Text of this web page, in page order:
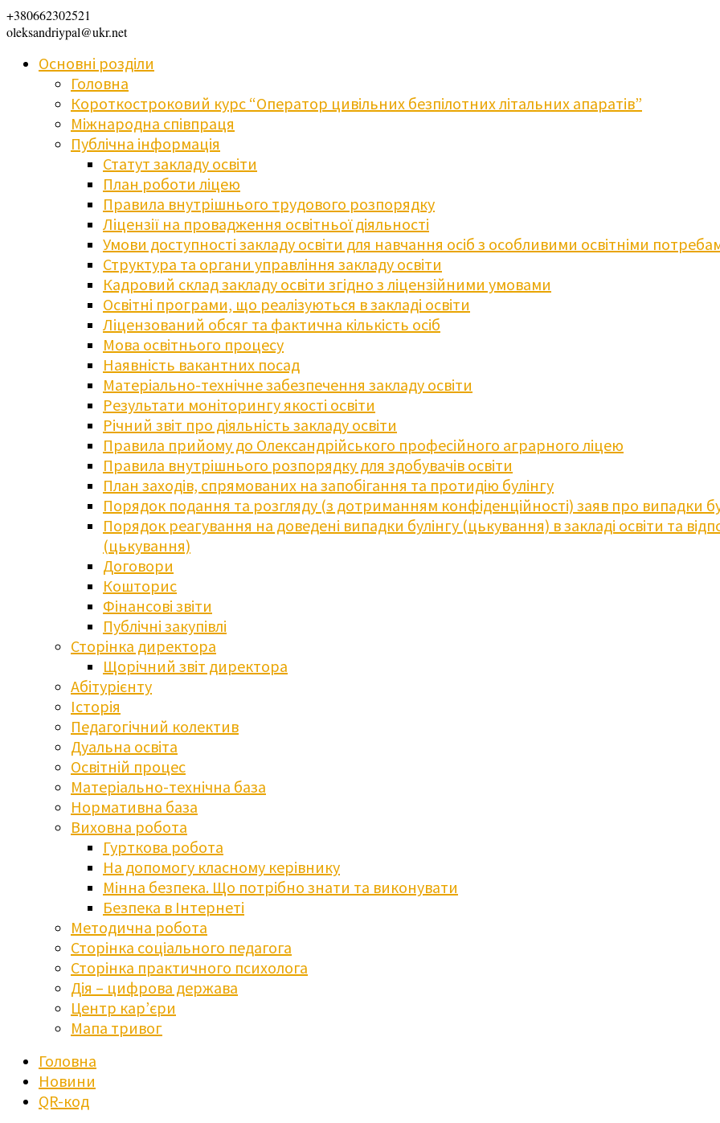
+380662302521
oleksandriypal@ukr.net
Основні розділи
Головна
Короткостроковий курс “Оператор цивільних безпілотних літальних апаратів”
Міжнародна співпраця
Публічна інформація
Статут закладу освіти
План роботи ліцею
Правила внутрішнього трудового розпорядку
Ліцензії на провадження освітньої діяльності
Умови доступності закладу освіти для навчання осіб з особливими освітніми
Структура та органи управління закладу освіти
Кадровий склад закладу освіти згідно з ліцензійними умовами
Освітні програми, що реалізуються в закладі освіти
Ліцензований обсяг та фактична кількість осіб
Мова освітнього процесу
Наявність вакантних посад
Матеріально-технічне забезпечення закладу освіти
Результати моніторингу якості освіти
Річний звіт про діяльність закладу освіти
Правила прийому до Олександрійського професійного аграрного ліцею
Правила внутрішнього розпорядку для здобувачів освіти
План заходів, спрямованих на запобігання та протидію булінгу
Порядок подання та розгляду (з дотриманням конфіденційності) заяв про випадки
Порядок реагування на доведені випадки булінгу (цькування) в закладі освіти та
(цькування)
Договори
Кошторис
Фінансові звіти
Публічні закупівлі
Сторінка директора
Щорічний звіт директора
Абітурієнту
Історія
Педагогічний колектив
Дуальна освіта
Освітній процес
Матеріально-технічна база
Нормативна база
Виховна робота
Гурткова робота
На допомогу класному керівнику
Мінна безпека. Що потрібно знати та виконувати
Безпека в Інтернеті
Методична робота
Сторінка соціального педагога
Сторінка практичного психолога
Дія – цифрова держава
Центр кар’єри
Мапа тривог
Головна
Новини
QR-код